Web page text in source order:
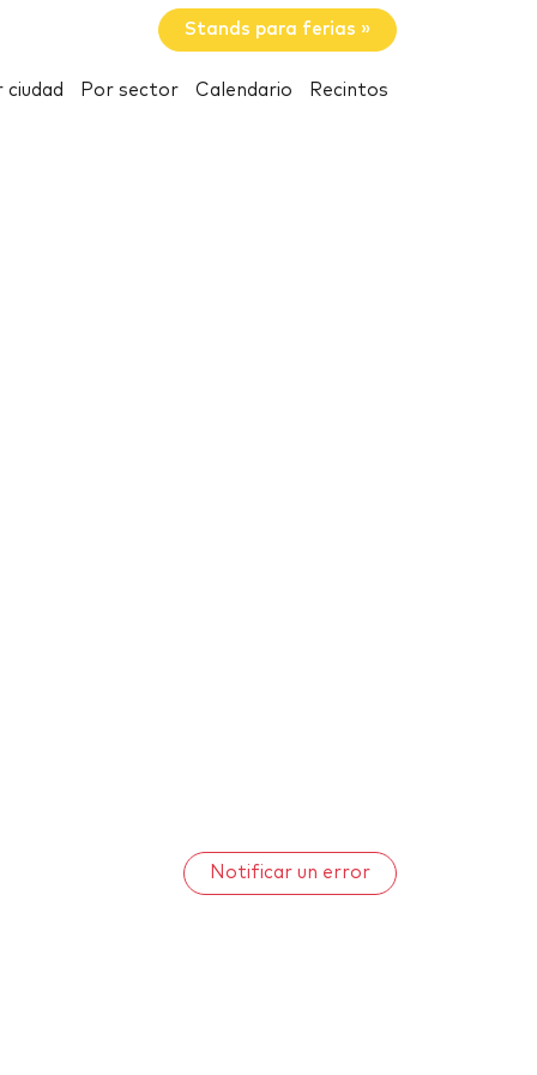
Stands para ferias »
ciudad Por sector Calendario Recintos
Notificar un error